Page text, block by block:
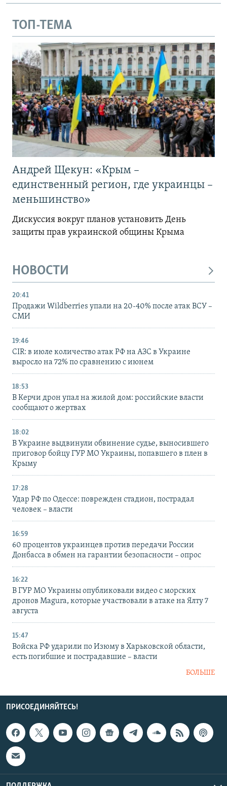
ТОП-ТЕМА
Андрей Щекун: «Крым –
единственный регион, где украинцы –
меньшинство»
Дискуссия вокруг планов установить День
защиты прав украинской общины Крыма
НОВОСТИ
20:41
Продажи Wildberries упали на 20-40% после атак ВСУ –
СМИ
19:46
CIR: в июле количество атак РФ на АЗС в Украине
выросло на 72% по сравнению с июнем
18:53
В Керчи дрон упал на жилой дом: российские власти
сообщают о жертвах
18:02
В Украине выдвинули обвинение судье, выносившего
приговор бойцу ГУР МО Украины, попавшего в плен в
Крыму
17:28
Удар РФ по Одессе: поврежден стадион, пострадал
человек – власти
16:59
60 процентов украинцев против передачи России
Донбасса в обмен на гарантии безопасности – опрос
16:22
В ГУР МО Украины опубликовали видео с морских
дронов Magura, которые участвовали в атаке на Ялту 7
августа
15:47
Войска РФ ударили по Изюму в Харьковской области,
есть погибшие и пострадавшие – власти
БОЛЬШЕ
ПРИСОЕДИНЯЙТЕСЬ!